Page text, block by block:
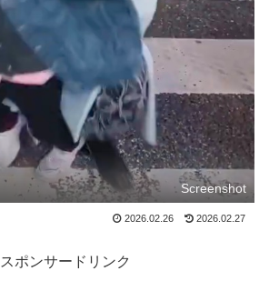
Screenshot
2026.02.26 2026.02.27
スポンサードリンク